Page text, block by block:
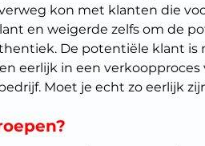
kon met klanten die
en weigerde zelfs om de
De potentiële klant
eerlijk in een
Moet je echt zo eerlijk